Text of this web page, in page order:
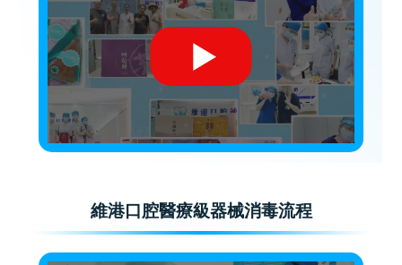
維港口腔醫療級器械消毒流程